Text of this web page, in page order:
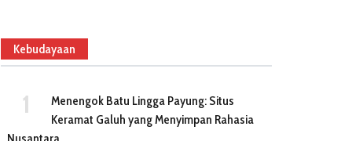
Kebudayaan
Menengok Batu Lingga Payung: Situs
Keramat Galuh yang Menyimpan Rahasia